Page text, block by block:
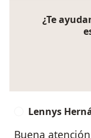
¿Te
Lennys
Buena